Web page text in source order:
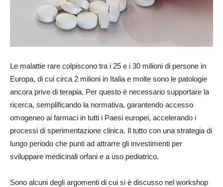
Le malattie rare colpiscono tra i 25 e i 30 milioni di persone in
Europa, di cui circa 2 milioni in Italia e molte sono le patologie
ancora prive di terapia. Per questo è necessario supportare la
ricerca, semplificando la normativa, garantendo accesso
omogeneo ai farmaci in tutti i Paesi europei, accelerando i
processi di sperimentazione clinica. Il tutto con una strategia di
lungo periodo che punti ad attrarre gli investimenti per
sviluppare medicinali orfani e a uso pediatrico.
Sono alcuni degli argomenti di cui si è discusso nel workshop